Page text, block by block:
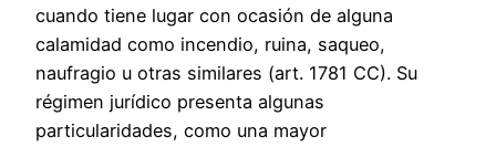
cuando tiene lugar con ocasión de alguna
calamidad como incendio, ruina, saqueo,
naufragio u otras similares (art. 1781 CC). Su
régimen jurídico presenta algunas
particularidades, como una mayor